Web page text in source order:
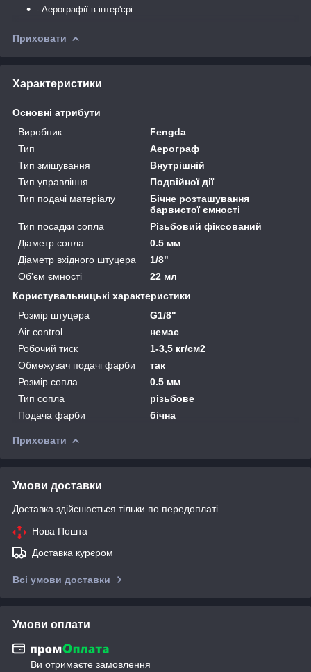
- Аерографії в інтер'єрі
Приховати
Характеристики
Основні атрибути
Виробник
Fengda
Тип
Аерограф
Тип змішування
Внутрішній
Тип управління
Подвійної дії
Тип подачі матеріалу
Бічне розташування
барвистої ємності
Тип посадки сопла
Різьбовий фіксований
Діаметр сопла
0.5 мм
Діаметр вхідного штуцера
1/8"
Об'єм ємності
22 мл
Користувальницькі характеристики
Розмір штуцера
G1/8"
Air control
немає
Робочий тиск
1-3,5 кг/см2
Обмежувач подачі фарби
так
Розмір сопла
0.5 мм
Тип сопла
різьбове
Подача фарби
бічна
Приховати
Умови доставки
Доставка здійснюється тільки по передоплаті.
Нова Пошта
Доставка курєром
Всі умови доставки
Умови оплати
Ви отримаєте замовлення